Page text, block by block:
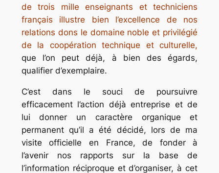
de trois mille enseignants et techniciens
français illustre bien l’excellence de nos
relations dons le domaine noble et privilégié
de la coopération technique et culturelle,
que l’on peut déjà, à bien des égards,
qualifier d’exemplaire.
C’est dans le souci de poursuivre
efficacement l’action déjà entreprise et de
lui donner un caractère organique et
permanent qu’il a été décidé, lors de ma
visite officielle en France, de fonder à
l’avenir nos rapports sur la base de
l’information réciproque et d’organiser, à cet